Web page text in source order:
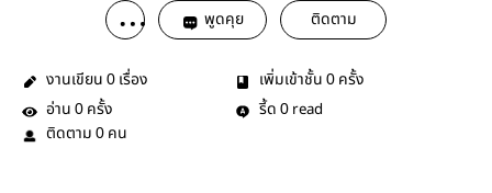
พูดคุย ติดตาม
งานเขียน 0 เรื่อง เพิ่มเข้าชั้น 0 ครั้ง
อ่าน 0 ครั้ง รี้ด 0 read
ติดตาม 0 คน